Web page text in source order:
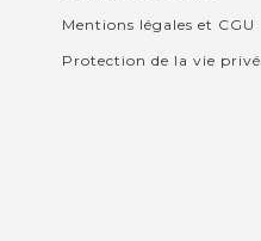
Mentions légales et CGU
Protection de la vie